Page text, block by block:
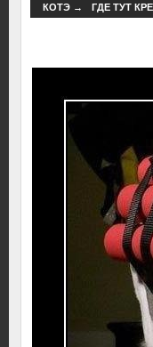
КОТЭ→ ГДЕ ТУТ